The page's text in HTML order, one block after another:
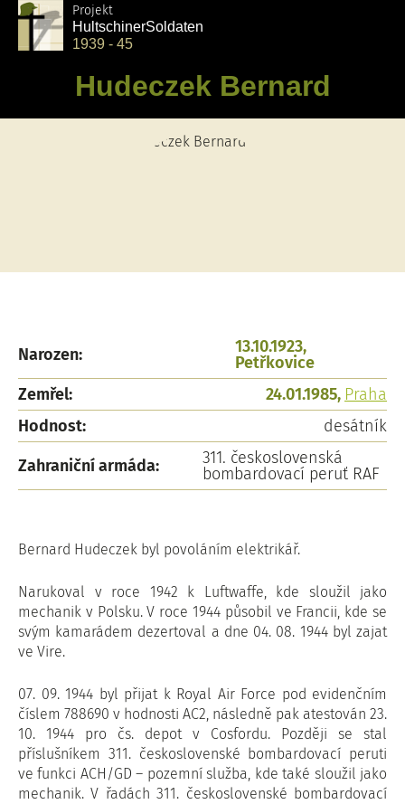
Projekt
HultschinerSoldaten
1939 - 45
Hudeczek Bernard
Narozen:
13.10.1923,
Petřkovice
Zemřel:
24.01.1985, Praha
Hodnost:
desátník
Zahraniční armáda:
311. československá
bombardovací peruť RAF
Bernard Hudeczek byl povoláním elektrikář.
Narukoval v roce 1942 k Luftwaffe, kde sloužil jako
mechanik v Polsku. V roce 1944 působil ve Francii, kde se
svým kamarádem dezertoval a dne 04. 08. 1944 byl zajat
ve Vire.
07. 09. 1944 byl přijat k Royal Air Force pod evidenčním
číslem 788690 v hodnosti AC2, následně pak atestován 23.
10. 1944 pro čs. depot v Cosfordu. Později se stal
příslušníkem 311. československé bombardovací peruti
ve funkci ACH/GD – pozemní služba, kde také sloužil jako
mechanik. V řadách 311. československé bombardovací